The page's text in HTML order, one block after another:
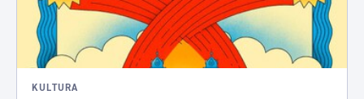
KULTURA